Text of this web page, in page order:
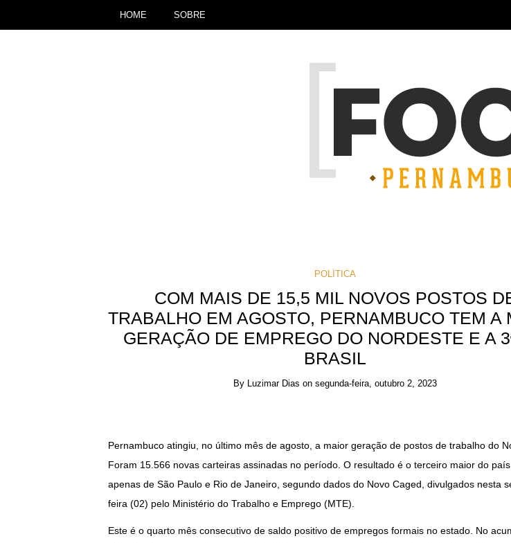
HOME SOBRE
POLÍTICA
COM MAIS DE 15,5 MIL NOVOS POSTOS
TRABALHO EM AGOSTO, PERNAMBUCO TEM A
GERAÇÃO DE EMPREGO DO NORDESTE E A
BRASIL
By Luzimar Dias onsegunda-feira, outubro 2, 2023
Pernambuco atingiu, no último mês de agosto, a maior geração de postos de trabalho do
Foram 15.566 novas carteiras assinadas no período. O resultado é o terceiro maior do
apenas de São Paulo e Rio de Janeiro, segundo dados do Novo Caged, divulgados nesta
feira (02) pelo Ministério do Trabalho e Emprego (MTE).
Este é o quarto mês consecutivo de saldo positivo de empregos formais no estado. No